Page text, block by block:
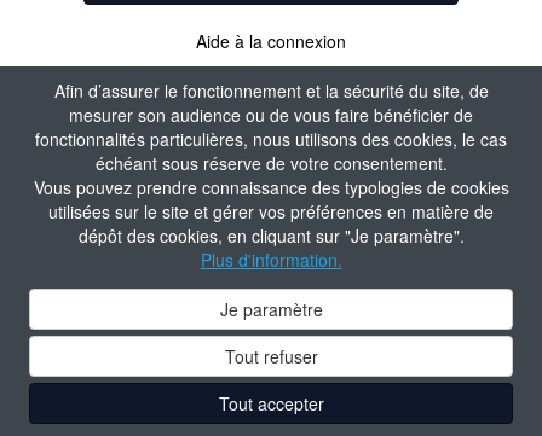
Afin d’assurer le fonctionnement et la sécurité du site, de
mesurer son audience ou de vous faire bénéficier de
fonctionnalités particulières, nous utilisons des cookies, le cas
échéant sous réserve de votre consentement.
Vous pouvez prendre connaissance des typologies de cookies
utilisées sur le site et gérer vos préférences en matière de
dépôt des cookies, en cliquant sur "Je paramètre".
Plus d'information.
Je paramètre
Tout refuser
Tout accepter
Aide à la connexion